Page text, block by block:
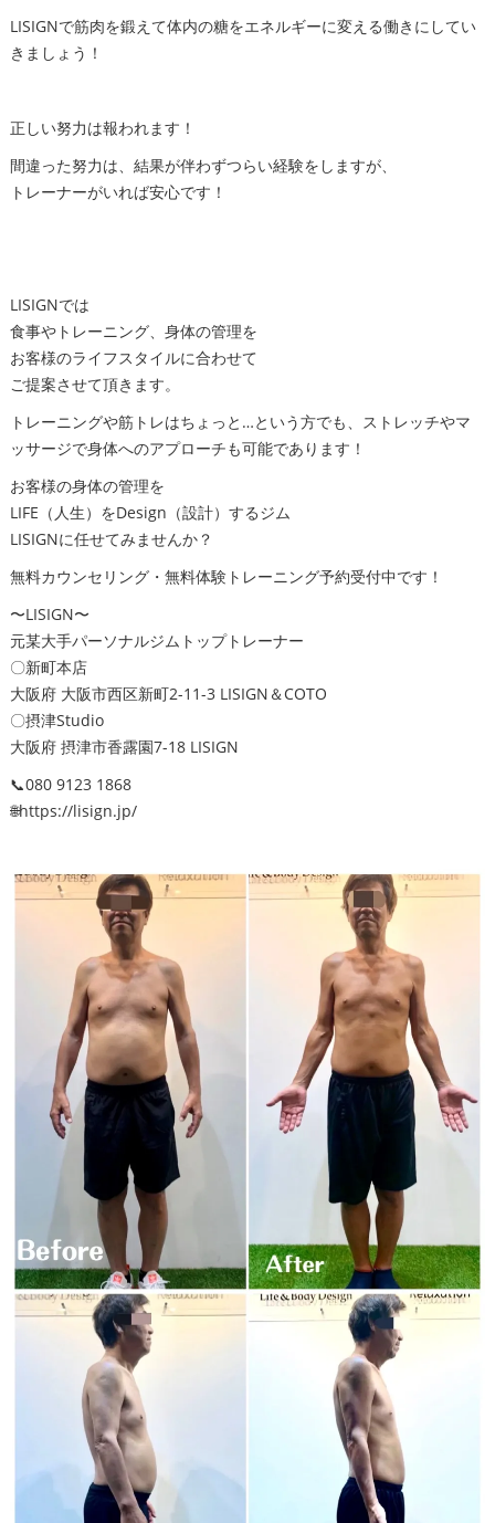
LISIGNで筋肉を鍛えて体内の糖をエネルギーに変える働きにしてい
きましょう！
正しい努力は報われます！
間違った努力は、結果が伴わずつらい経験をしますが、
トレーナーがいれば安心です！
LISIGNでは
食事やトレーニング、身体の管理を
お客様のライフスタイルに合わせて
ご提案させて頂きます。
トレーニングや筋トレはちょっと…という方でも、ストレッチやマ
ッサージで身体へのアプローチも可能であります！
お客様の身体の管理を
LIFE（人生）をDesign（設計）するジム
LISIGNに任せてみませんか？
無料カウンセリング・無料体験トレーニング予約受付中です！
〜LISIGN〜
元某大手パーソナルジムトップトレーナー
〇新町本店
大阪府 大阪市西区新町2-11-3 LISIGN＆COTO
〇摂津Studio
大阪府 摂津市香露園7-18 LISIGN
📞080 9123 1868
🌐https://lisign.jp/